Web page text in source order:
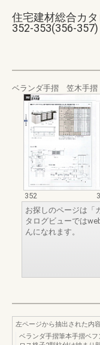
住宅建材総合カ
352-353(356-357)
ベランダ手摺 笠木手摺
352
お探しのページは「
タログビューでは
んになれます。
左ページから抽出された内
ベランダ手摺筆本手摺ベフ